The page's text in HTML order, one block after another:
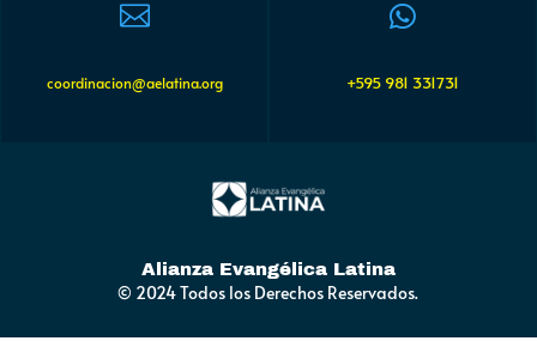

coordinacion@aelatina.org

+595 981 331731
Alianza Evangélica Latina
© 2024 Todos los Derechos Reservados.